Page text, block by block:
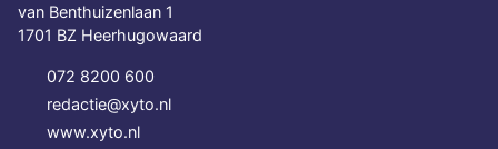
van Benthuizenlaan 1
1701 BZ Heerhugowaard
072 8200 600
redactie@xyto.nl
www.xyto.nl